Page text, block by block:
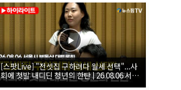
[스팟Live] "전셋집 구하려다 월세 선택"...사
회에 첫발 내디딘 청년의 한탄 | 26.08.06 서울
시 부동산 대토론회